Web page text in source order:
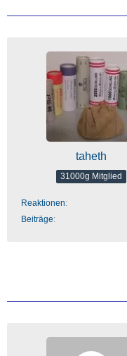
taheth
31000g Mitglied
Reaktionen
Beiträge